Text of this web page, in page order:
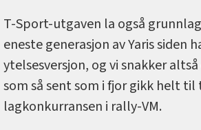
T-Sport-utgaven la også
eneste generasjon av Yaris siden
ytelsesversjon, og vi snakker
som så sent som i fjor gikk helt til
lagkonkurransen i rally-VM.